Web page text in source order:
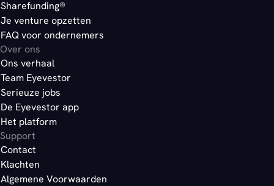
Sharefunding®
Je venture opzetten
FAQ voor ondernemers
Over ons
Ons verhaal
Team Eyevestor
Serieuze jobs
De Eyevestor app
Het platform
Support
Contact
Klachten
Algemene Voorwaarden